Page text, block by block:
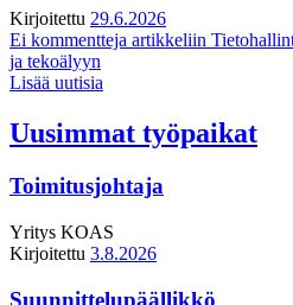
Kirjoitettu 29.6.2026
Ei kommentteja artikkeliin
ja tekoälyyn
Lisää uutisia
Uusimmat työpaikat
Toimitusjohtaja
Yritys KOAS
Kirjoitettu 3.8.2026
Suunnittelupäällikkö